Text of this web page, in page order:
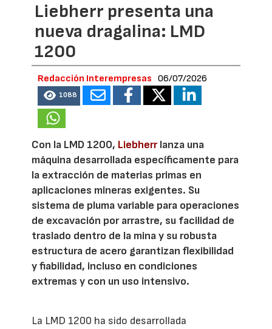
Liebherr presenta una
nueva dragalina: LMD
1200
Redacción Interempresas 06/07/2026
1088
Con la LMD 1200, Liebherrlanza una
máquina desarrollada específicamente para
la extracción de materias primas en
aplicaciones mineras exigentes. Su
sistema de pluma variable para operaciones
de excavación por arrastre, su facilidad de
traslado dentro de la mina y su robusta
estructura de acero garantizan flexibilidad
y fiabilidad, incluso en condiciones
extremas y con un uso intensivo.
La LMD 1200 ha sido desarrollada